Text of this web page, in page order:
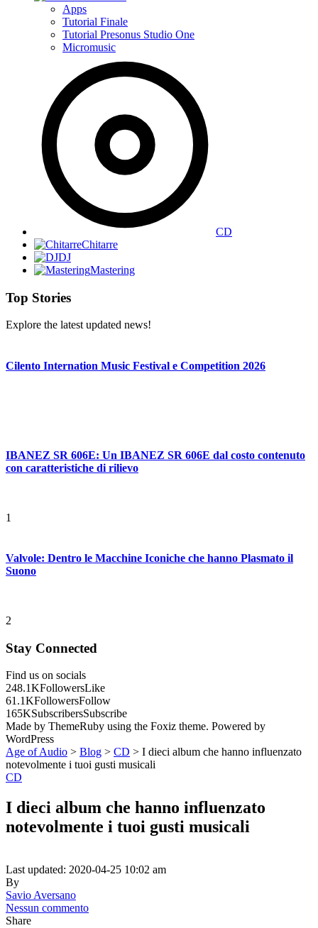
Apps
Tutorial Finale
Tutorial Presonus Studio One
Micromusic
CD
Chitarre
DJ
Mastering
Top Stories
Explore the latest updated news!
Cilento Internation Music Festival e Competition 2026
IBANEZ SR 606E: Un IBANEZ SR 606E dal costo contenuto
con caratteristiche di rilievo
1
Valvole: Dentro le Macchine Iconiche che hanno Plasmato il
Suono
2
Stay Connected
Find us on socials
248.1KFollowersLike
61.1KFollowersFollow
165KSubscribersSubscribe
Made by ThemeRuby using the Foxiz theme. Powered by
WordPress
Age of Audio > Blog > CD > I dieci album che hanno influenzato
notevolmente i tuoi gusti musicali
CD
I dieci album che hanno influenzato
notevolmente i tuoi gusti musicali
Last updated: 2020-04-25 10:02 am
By
Savio Aversano
Nessun commento
Share